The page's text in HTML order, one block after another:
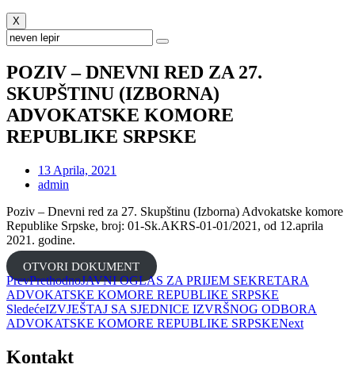
X
POZIV – DNEVNI RED ZA 27.
SKUPŠTINU (IZBORNA)
ADVOKATSKE KOMORE
REPUBLIKE SRPSKE
13 Aprila, 2021
admin
Poziv – Dnevni red za 27. Skupštinu (Izborna) Advokatske komore
Republike Srpske, broj: 01-Sk.AKRS-01-01/2021, od 12.aprila
2021. godine.
ОTVORI DOKUMENT
PrevPrethodnoJAVNI OGLAS ZA PRIJEM SEKRETARA
ADVOKATSKE KOMORE REPUBLIKE SRPSKE
SledećeIZVJEŠTAJ SA SJEDNICE IZVRŠNOG ODBORA
ADVOKATSKE KOMORE REPUBLIKE SRPSKENext
Kontakt